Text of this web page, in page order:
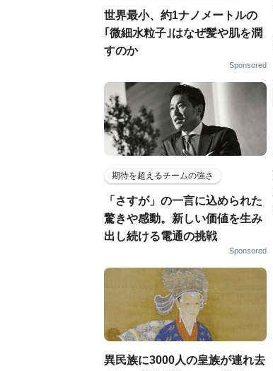
世界最小、約1ナノメートルの
｢微細水粒子｣はなぜ髪や肌を潤
すのか
Sponsored
期待を超えるチームの強さ
「さすが」の一言に込められた
驚きや感動。新しい価値を生み
出し続ける電通の挑戦
Sponsored
異民族に3000人の皇族が連れ去